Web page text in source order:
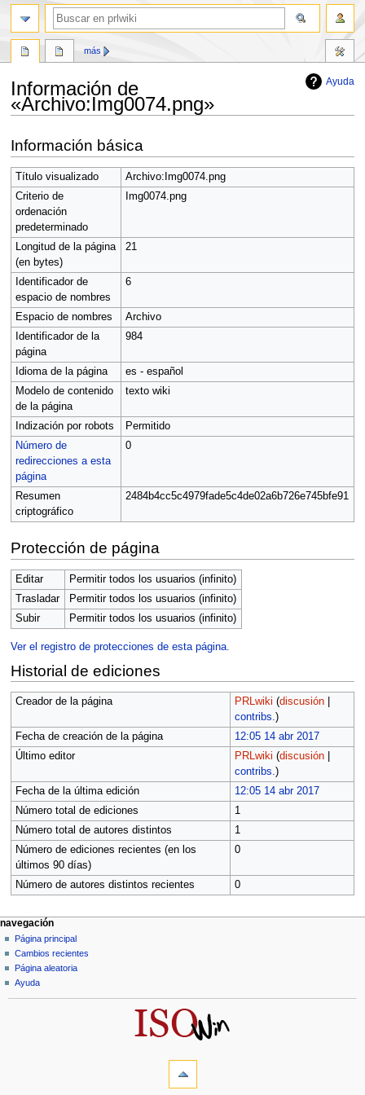
Ayuda
Información de
«Archivo:Img0074.png»
a
la
navegación
a
la
búsqueda
Información básica
Título visualizado
Archivo:Img0074.png
Criterio de
ordenación
predeterminado
Img0074.png
Longitud de la página
(en bytes)
21
Identificador de
espacio de nombres
6
Espacio de nombres
Archivo
Identificador de la
página
984
Idioma de la página
es - español
Modelo de contenido
de la página
texto wiki
Indización por robots
Permitido
Número de
redirecciones a esta
página
0
Resumen
criptográfico
2484b4cc5c4979fade5c4de02a6b726e745bfe91
Protección de página
Editar
Permitir todos los usuarios (infinito)
Trasladar
Permitir todos los usuarios (infinito)
Subir
Permitir todos los usuarios (infinito)
Ver el registro de protecciones de esta página.
Historial de ediciones
Creador de la página PRLwiki (discusión|
contribs.)
Fecha de creación de la página
12:05 14 abr 2017
Último editor
PRLwiki (discusión|
contribs.)
Fecha de la última edición
12:05 14 abr 2017
Número total de ediciones
1
Número total de autores distintos
1
Número de ediciones recientes (en los
últimos 90 días)
0
Número de autores distintos recientes 0
M
e
n
ú
acciones de página
archivo
discusión
leer
ver
más
herramientas personales
acceder
navegación
Página principal
Cambios recientes
Página aleatoria
Ayuda
buscar